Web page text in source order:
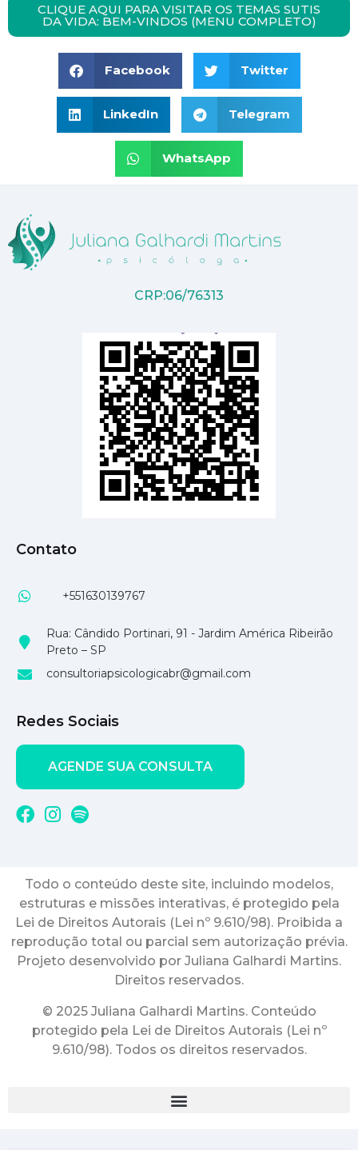
CLIQUE AQUI PARA VISITAR OS TEMAS SUTIS
DA VIDA: BEM-VINDOS (MENU COMPLETO)
Facebook Twitter
LinkedIn Telegram
WhatsApp
CRP:06/76313
Contato
+551630139767
Rua: Cândido Portinari, 91 - Jardim América Ribeirão
Preto – SP
consultoriapsicologicabr@gmail.com
Redes Sociais
AGENDE SUA CONSULTA
Todo o conteúdo deste site, incluindo modelos,
estruturas e missões interativas, é protegido pela
Lei de Direitos Autorais (Lei nº 9.610/98). Proibida a
reprodução total ou parcial sem autorização prévia.
Projeto desenvolvido por Juliana Galhardi Martins.
Direitos reservados.
© 2025 Juliana Galhardi Martins. Conteúdo
protegido pela Lei de Direitos Autorais (Lei nº
9.610/98). Todos os direitos reservados.